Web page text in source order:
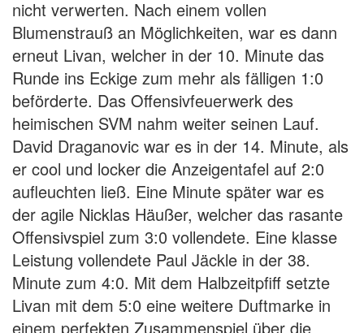
nicht verwerten. Nach einem vollen
Blumenstrauß an Möglichkeiten, war es dann
erneut Livan, welcher in der 10. Minute das
Runde ins Eckige zum mehr als fälligen 1:0
beförderte. Das Offensivfeuerwerk des
heimischen SVM nahm weiter seinen Lauf.
David Draganovic war es in der 14. Minute, als
er cool und locker die Anzeigentafel auf 2:0
aufleuchten ließ. Eine Minute später war es
der agile Nicklas Häußer, welcher das rasante
Offensivspiel zum 3:0 vollendete. Eine klasse
Leistung vollendete Paul Jäckle in der 38.
Minute zum 4:0. Mit dem Halbzeitpfiff setzte
Livan mit dem 5:0 eine weitere Duftmarke in
einem perfekten Zusammenspiel über die